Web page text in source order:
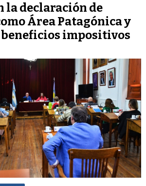
la declaración de
Área Patagónica y
impositivos